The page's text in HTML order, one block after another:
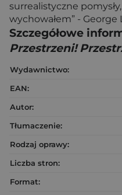
surrealistyczne
wychowałem” - George
Szczegółowe
Przestrzeni!
Wydawnictwo:
EAN:
Autor:
Tłumaczenie:
Rodzaj oprawy:
Liczba stron:
Format: